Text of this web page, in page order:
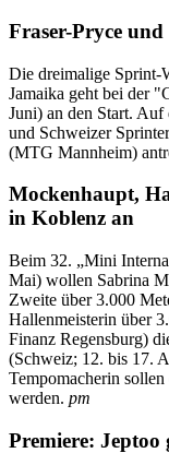
Fraser-Pryce
Die dreimalige Sprint-
Jamaika geht bei der
Juni) an den Start.
und Schweizer
(MTG Mannheim)
Mockenhaupt,
in Koblenz an
Beim 32. „Mini
Mai) wollen Sabrina
Zweite über 3.000
Hallenmeisterin über
Finanz Regensburg)
(Schweiz; 12. bis 17.
Tempomacherin
werden. pm
Premiere: Jeptoo